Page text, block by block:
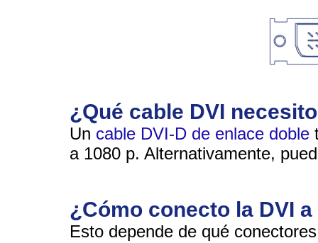
¿Qué cable DVI
Un cable DVI-D de enlace doble
a 1080 p. Alternativamente,
¿Cómo conecto la DVI a
Esto depende de qué